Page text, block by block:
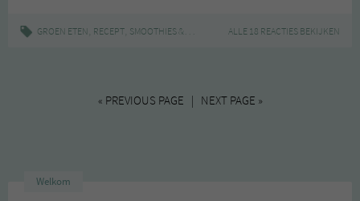
GROEN ETEN, RECEPT, SMOOTHIES & JUICES RAINBOWJUICE,SLOWJUICER
ALLE 18 REACTIES BEKIJKEN
« PREVIOUS PAGE | NEXT PAGE »
Welkom